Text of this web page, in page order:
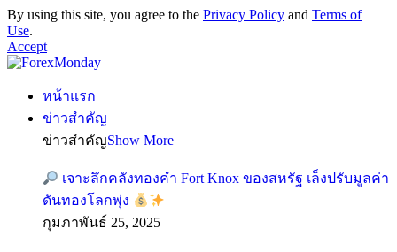
By using this site, you agree to the Privacy Policy and Terms of
Use.
Accept
หน้าแรก
ข่าวสำคัญ
ข่าวสำคัญShow More
เจาะลึกคลังทองคำ Fort Knox ของสหรัฐ เล็งปรับมูลค่า
ดันทองโลกพุ่ง
กุมภาพันธ์ 25, 2025